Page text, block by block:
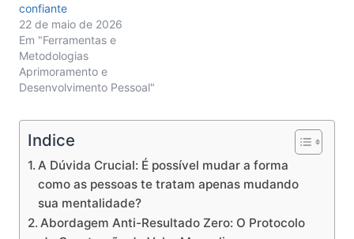
confiante
22 de maio de 2026
Em "Ferramentas e
Metodologias
Aprimoramento e
Desenvolvimento Pessoal"
Indice
A Dúvida Crucial: É possível mudar a forma
como as pessoas te tratam apenas mudando
sua mentalidade?
Abordagem Anti-Resultado Zero: O Protocolo